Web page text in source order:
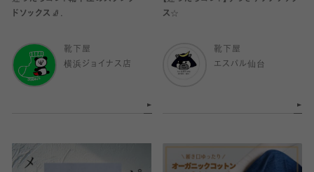
ドソックス🧦.
靴下屋
横浜ジョイナス店
ス☆
靴下屋
エスパル仙台